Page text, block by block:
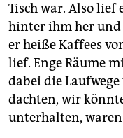
Tisch war. Also lief
hinter ihm her und
er heiße Kaffees
lief. Enge Räume
dabei die
dachten, wir
unterhalten,